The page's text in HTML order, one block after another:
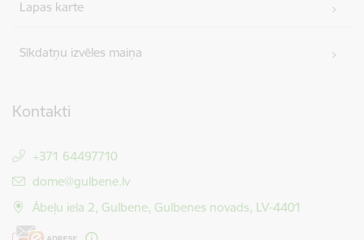
Lapas karte
Sīkdatņu izvēles maiņa
Kontakti
+371 64497710
E-pasts:
dome@gulbene.lv
Ābeļu iela 2, Gulbene, Gulbenes novads, LV-4401